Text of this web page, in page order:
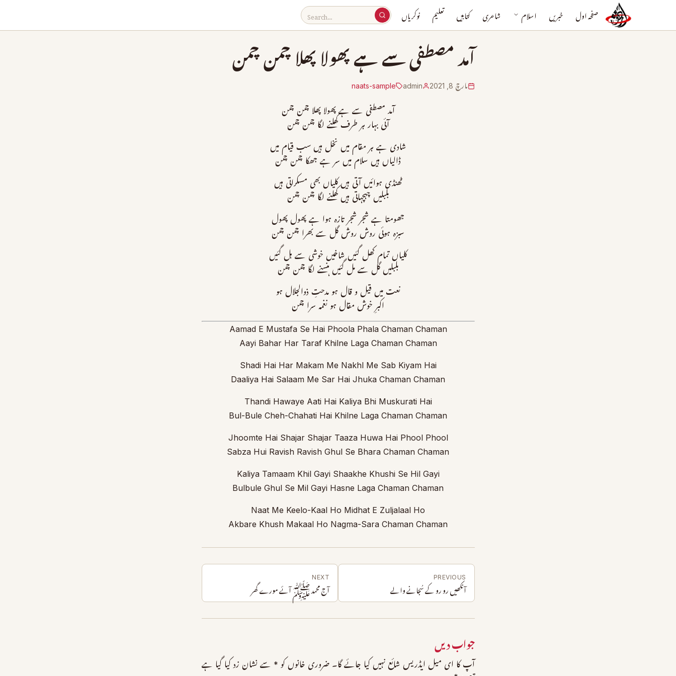
صفحہ اول خبریں اسلام شاعری کتابیں تعلیم نوکریاں
آمد مصطفی سے ہے پھولا پھلا چمن چمن
مارچ 8, 2021 admin
naats-sample
آمد مصطفی سے ہے پھولا پھلا چمن چمن
آئی بہار ہر طرف کھلنے لگا چمن چمن
شادی ہے ہر مقام میں نخل ہیں سب قیام میں
ڈالیاں ہیں سلام میں سر ہے جھکا چمن چمن
ٹھنڈی ہوائیں آتی ہیں کلیاں بھی مسکراتی ہیں
بلبلیں چہچہاتی ہیں کھلنے لگا چمن چمن
جھومتا ہے شجر شجر تازہ ہوا ہے پھول پھول
سبزہ ہوئی روش روش گل سے بھرا چمن چمن
کلیاں تمام کھل گئیں شاخیں خوشی سے ہل گئیں
بلبلیں گل سے مل گئیں ہنسنے لگا چمن چمن
نعت میں قیل و قال ہو مدحتِ ذوالجلال ہو
اکبرِ خوش مقال ہو نغمہ سرا چمن
Aamad E Mustafa Se Hai Phoola Phala Chaman Chaman
Aayi Bahar Har Taraf Khilne Laga Chaman Chaman
Shadi Hai Har Makam Me Nakhl Me Sab Kiyam Hai
Daaliya Hai Salaam Me Sar Hai Jhuka Chaman Chaman
Thandi Hawaye Aati Hai Kaliya Bhi Muskurati Hai
Bul-Bule Cheh-Chahati Hai Khilne Laga Chaman Chaman
Jhoomte Hai Shajar Shajar Taaza Huwa Hai Phool Phool
Sabza Hui Ravish Ravish Ghul Se Bhara Chaman Chaman
Kaliya Tamaam Khil Gayi Shaakhe Khushi Se Hil Gayi
Bulbule Ghul Se Mil Gayi Hasne Laga Chaman Chaman
Naat Me Keelo-Kaal Ho Midhat E Zuljalaal Ho
Akbare Khush Makaal Ho Nagma-Sara Chaman Chaman
PREVIOUS
آنکھیں رو رو کے سُجانے والے
NEXT
آج محمد ﷺ آئے مورے گھر
جواب دیں
آپ کا ای میل ایڈریس شائع نہیں کیا جائے گا۔ ضروری خانوں کو * سے نشان زد کیا گیا ہے